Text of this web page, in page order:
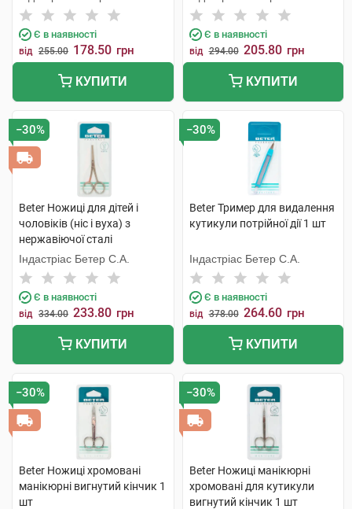
Є в наявності
від 255.00 178.50 грн
КУПИТИ
Є в наявності
від 294.00 205.80 грн
КУПИТИ
−30%
Beter Ножиці для дітей і
чоловіків (ніс і вуха) з
нержавіючої сталі
закруглений кінчик 1 шт
Індастріас Бетер С.А.
Є в наявності
від 334.00 233.80 грн
КУПИТИ
−30%
Beter Тример для видалення
кутикули потрійної дії 1 шт
Індастріас Бетер С.А.
Є в наявності
від 378.00 264.60 грн
КУПИТИ
−30%
Beter Ножиці хромовані
манікюрні вигнутий кінчик 1
шт
−30%
Beter Ножиці манікюрні
хромовані для кутикули
вигнутий кінчик 1 шт